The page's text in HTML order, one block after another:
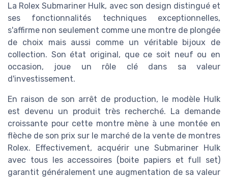
La Rolex Submariner Hulk, avec son design distingué et
ses fonctionnalités techniques exceptionnelles,
s'affirme non seulement comme une montre de plongée
de choix mais aussi comme un véritable bijoux de
collection. Son état original, que ce soit neuf ou en
occasion, joue un rôle clé dans sa valeur
d'investissement.
En raison de son arrêt de production, le modèle Hulk
est devenu un produit très recherché. La demande
croissante pour cette montre mène à une montée en
flèche de son prix sur le marché de la vente de montres
Rolex. Effectivement, acquérir une Submariner Hulk
avec tous les accessoires (boite papiers et full set)
garantit généralement une augmentation de sa valeur